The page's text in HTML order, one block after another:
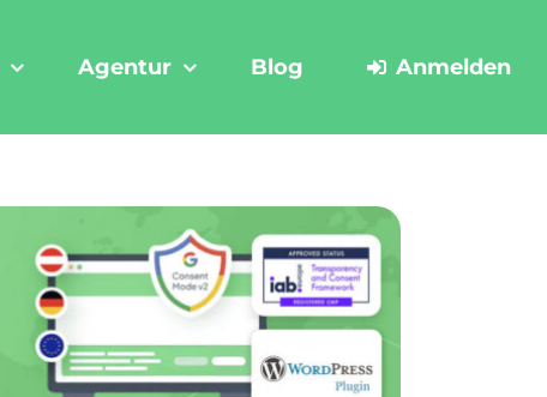
Agentur Blog Anmelden